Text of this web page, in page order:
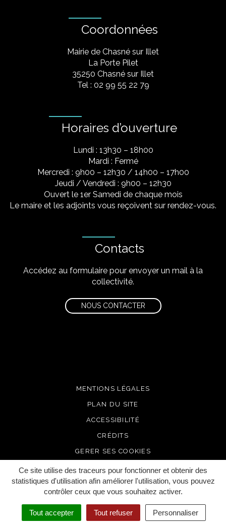
Ce site utilise des traceurs pour fonctionner et obtenir des
statistiques d'utilisation afin améliorer l'utilisation, vous pouvez
contrôler ceux que vous souhaitez activer.
Tout accepter Tout refuser Personnaliser
Coordonnées
Mairie de Chasné sur Illet
La Porte Pilet
35250 Chasné sur Illet
Tel : 02 99 55 22 79
Horaires d’ouverture
Lundi : 13h30 – 18h00
Mardi : Fermé
Mercredi : 9h00 – 12h30 / 14h00 – 17h00
Jeudi / Vendredi : 9h00 – 12h30
Ouvert le 1er Samedi de chaque mois
Le maire et les adjoints vous reçoivent sur rendez-vous.
Contacts
Accédez au formulaire pour envoyer un mail à la
collectivité.
NOUS CONTACTER
MENTIONS LÉGALES
PLAN DU SITE
ACCESSIBILITÉ
CRÉDITS
GERER SES COOKIES